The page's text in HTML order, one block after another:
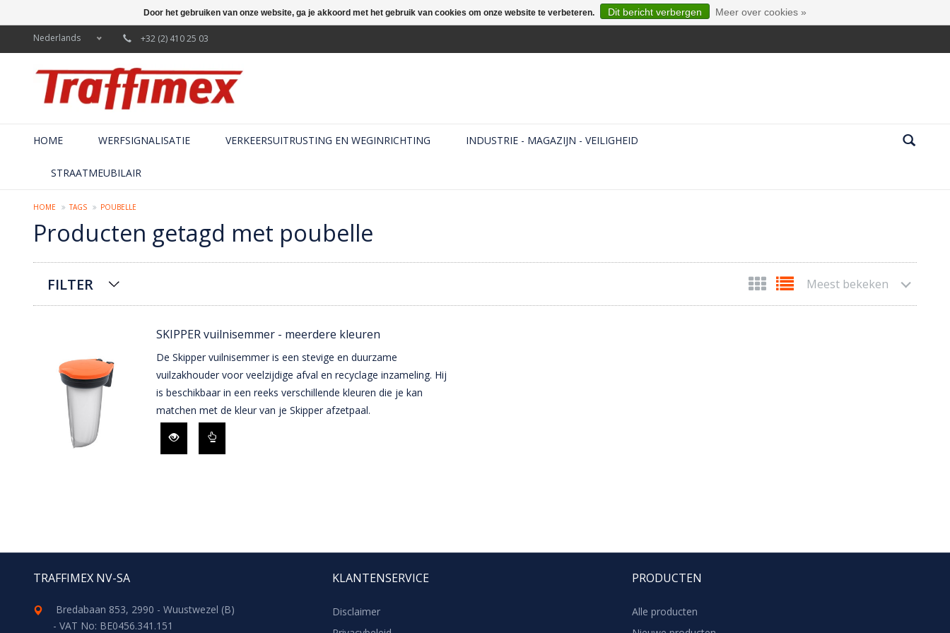
Nederlands +32 (2) 410 25 03
HOME WERFSIGNALISATIE VERKEERSUITRUSTING EN WEGINRICHTING INDUSTRIE - MAGAZIJN - VEILIGHEID
STRAATMEUBILAIR
HOME TAGS POUBELLE
Producten getagd met poubelle
FILTER Meest bekeken
SKIPPER vuilnisemmer - meerdere kleuren
De Skipper vuilnisemmer is een stevige en duurzame
vuilzakhouder voor veelzijdige afval en recyclage inzameling. Hij
is beschikbaar in een reeks verschillende kleuren die je kan
matchen met de kleur van je Skipper afzetpaal.
TRAFFIMEX NV-SA
Bredabaan 853, 2990 - Wuustwezel (B)
- VAT No: BE0456.341.151
KLANTENSERVICE
Disclaimer
PRODUCTEN
Alle producten
Door het gebruiken van onze website, ga je akkoord met het gebruik van cookies om onze website te verbeteren. Dit bericht verbergen Meer over cookies »